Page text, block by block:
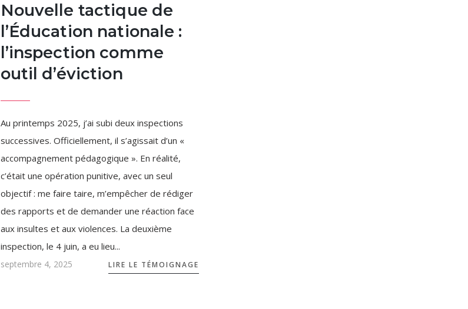
Nouvelle tactique de
l’Éducation nationale :
l’inspection comme
outil d’éviction
Au printemps 2025, j’ai subi deux inspections
successives. Officiellement, il s’agissait d’un «
accompagnement pédagogique ». En réalité,
c’était une opération punitive, avec un seul
objectif : me faire taire, m’empêcher de rédiger
des rapports et de demander une réaction face
aux insultes et aux violences. La deuxième
inspection, le 4 juin, a eu lieu...
septembre 4, 2025 LIRE LE TÉMOIGNAGE